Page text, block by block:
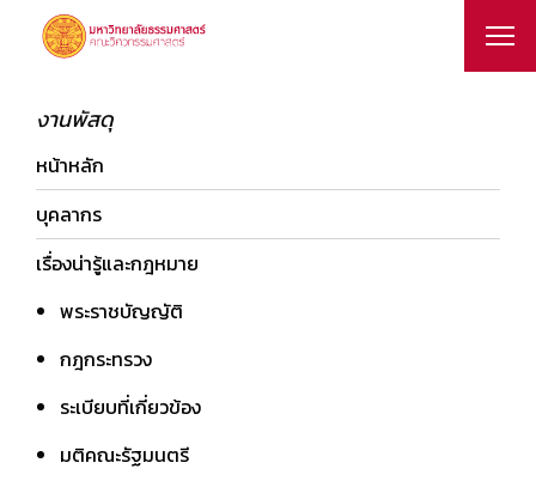
งานพัสดุ
หน้าหลัก
บุคลากร
เรื่องน่ารู้และกฎหมาย
พระราชบัญญัติ
กฎกระทรวง
ระเบียบที่เกี่ยวข้อง
มติคณะรัฐมนตรี